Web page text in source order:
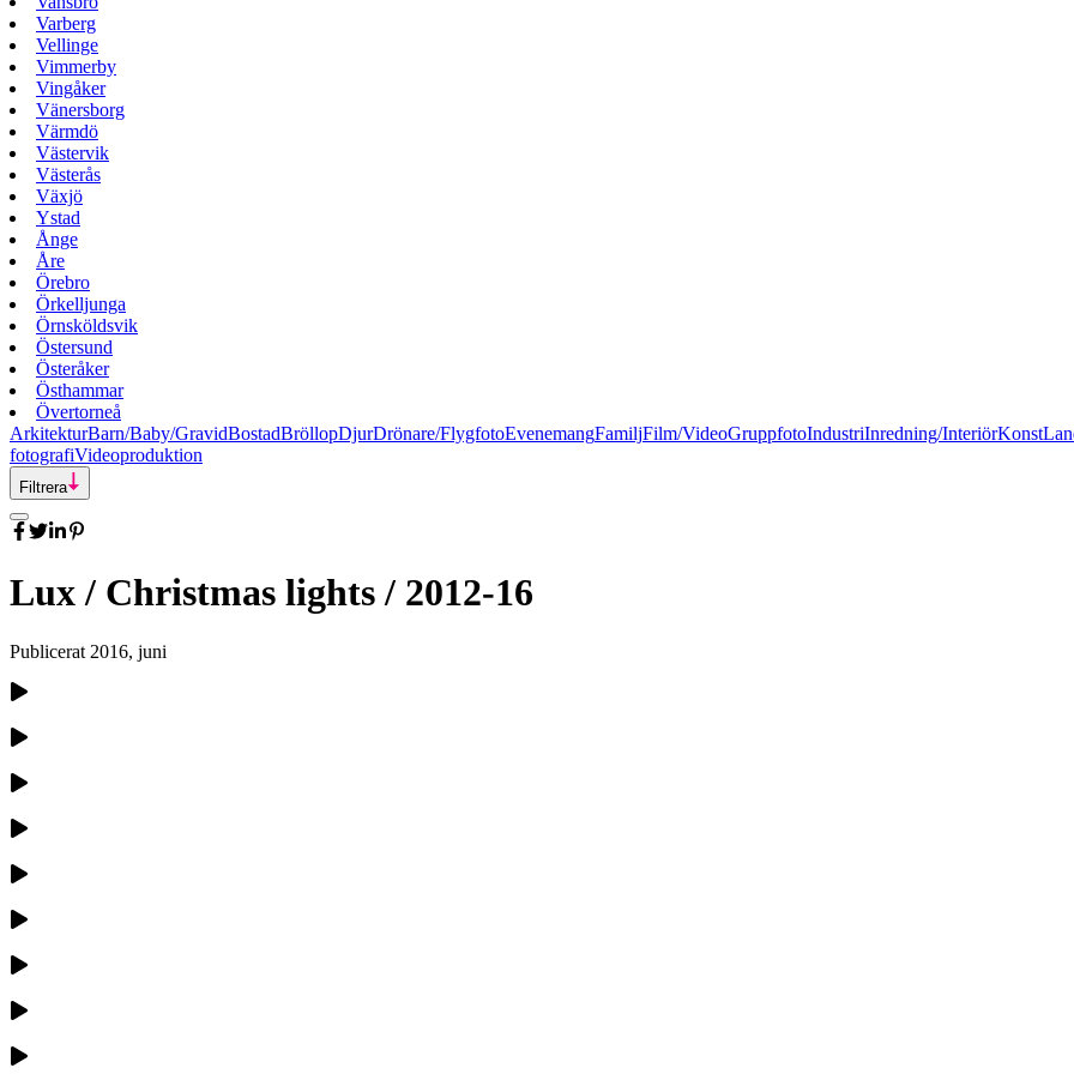
Varberg
Vellinge
Vimmerby
Vingåker
Vänersborg
Värmdö
Västervik
Västerås
Växjö
Ystad
Ånge
Åre
Örebro
Örkelljunga
Örnsköldsvik
Östersund
Österåker
Östhammar
Övertorneå
ArkitekturBarn/Baby/GravidBostadBröllopDjurDrönare/FlygfotoEvenemangFamiljFilm/VideoGruppfotoIndustriInredning/InteriörKonst
fotografiVideoproduktion
Filtrera
Lux / Christmas lights / 2012-16
Publicerat 2016, juni